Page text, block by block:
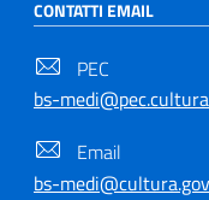
CONTATTI EMAIL
PEC
bs-
Email
bs-